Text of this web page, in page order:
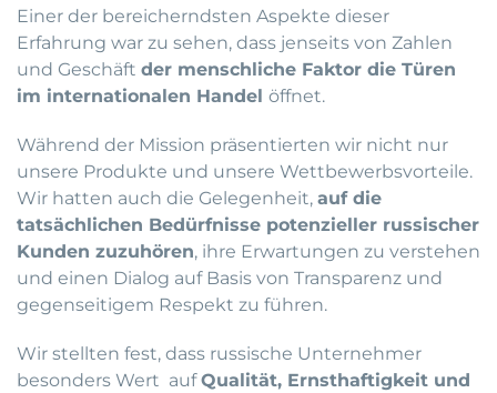
Einer der bereicherndsten Aspekte dieser
Erfahrung war zu sehen, dass jenseits von Zahlen
und Geschäft der menschliche Faktor die Türen
im internationalen Handel öffnet.
Während der Mission präsentierten wir nicht nur
unsere Produkte und unsere Wettbewerbsvorteile.
Wir hatten auch die Gelegenheit, auf die
tatsächlichen Bedürfnisse potenzieller russischer
Kunden zuzuhören, ihre Erwartungen zu verstehen
und einen Dialog auf Basis von Transparenz und
gegenseitigem Respekt zu führen.
Wir stellten fest, dass russische Unternehmer
besonders Wert aufQualität, Ernsthaftigkeit und